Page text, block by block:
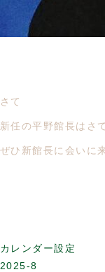
さて
新任の平野館長はさ
ぜひ新館長に会いに
カレンダー設定
2025-8